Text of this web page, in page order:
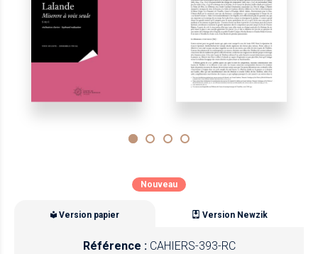
Nouveau
Version papier Version Newzik
Référence : CAHIERS-393-RC